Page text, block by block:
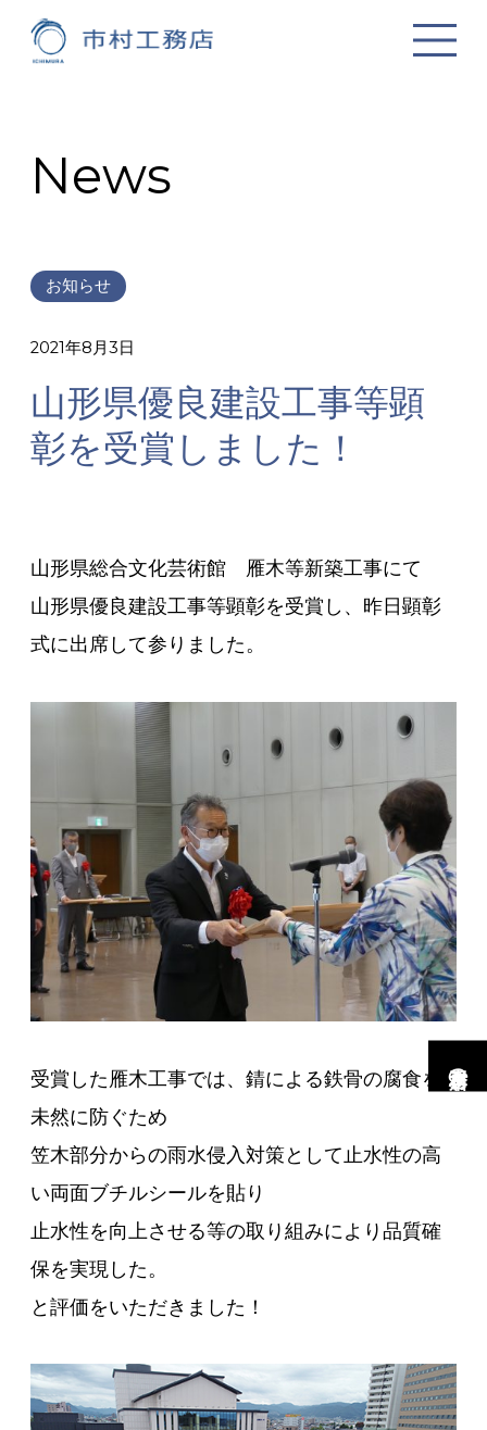
News
お知らせ
2021年8月3日
山形県優良建設工事等顕
彰を受賞しました！
山形県総合文化芸術館 雁木等新築工事にて
山形県優良建設工事等顕彰を受賞し、昨日顕彰
式に出席して参りました。
受賞した雁木工事では、錆による鉄骨の腐食を
未然に防ぐため
笠木部分からの雨水侵入対策として止水性の高
い両面ブチルシールを貼り
止水性を向上させる等の取り組みにより品質確
保を実現した。
と評価をいただきました！
市村工務店の家